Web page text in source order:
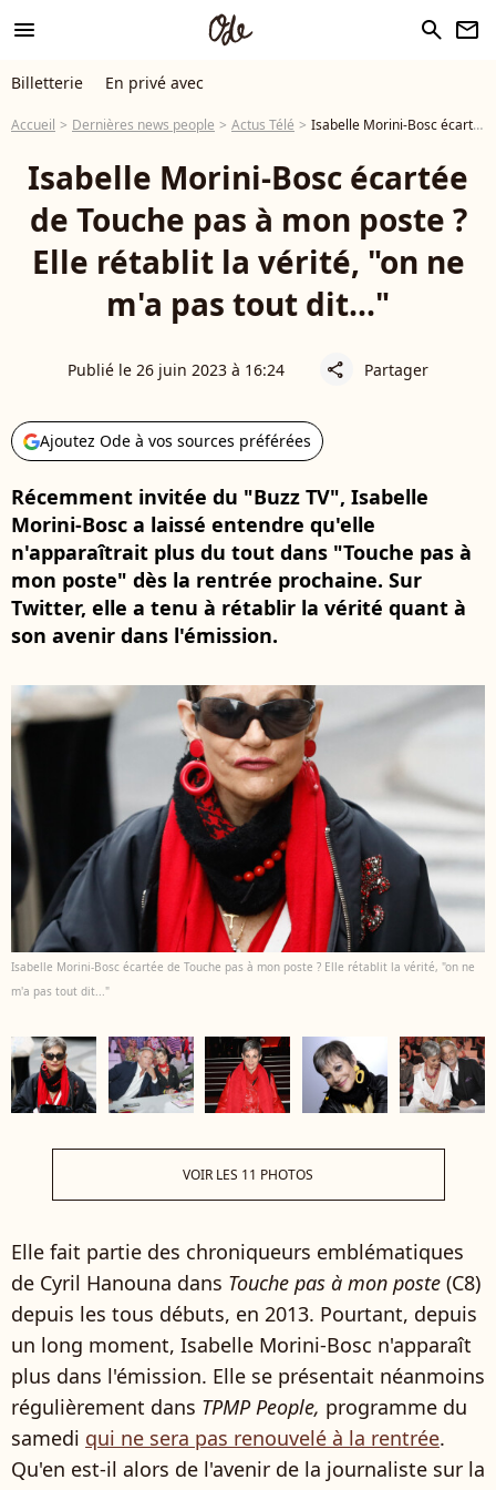
menu search newsletter
Billetterie En privé avec
Accueil Dernières news people Actus Télé Isabelle Morini-Bosc écartée de Touche pas à mon poste ? Elle rétablit la vérité, "on ne m'a pas tout dit..."
Isabelle Morini-Bosc écartée
de Touche pas à mon poste ?
Elle rétablit la vérité, "on ne
m'a pas tout dit..."
Publié le 26 juin 2023 à 16:24 share Partager
Ajoutez Ode à vos sources préférées
Récemment invitée du "Buzz TV", Isabelle
Morini-Bosc a laissé entendre qu'elle
n'apparaîtrait plus du tout dans "Touche pas à
mon poste" dès la rentrée prochaine. Sur
Twitter, elle a tenu à rétablir la vérité quant à
son avenir dans l'émission.
Isabelle Morini-Bosc écartée de Touche pas à mon poste ? Elle rétablit la vérité, "on ne
m'a pas tout dit..."
VOIR LES 11 PHOTOS
Elle fait partie des chroniqueurs emblématiques
de Cyril Hanouna dans Touche pas à mon poste (C8)
depuis les tous débuts, en 2013. Pourtant, depuis
un long moment, Isabelle Morini-Bosc n'apparaît
plus dans l'émission. Elle se présentait néanmoins
régulièrement dans TPMP People, programme du
samedi qui ne sera pas renouvelé à la rentrée.
Qu'en est-il alors de l'avenir de la journaliste sur la